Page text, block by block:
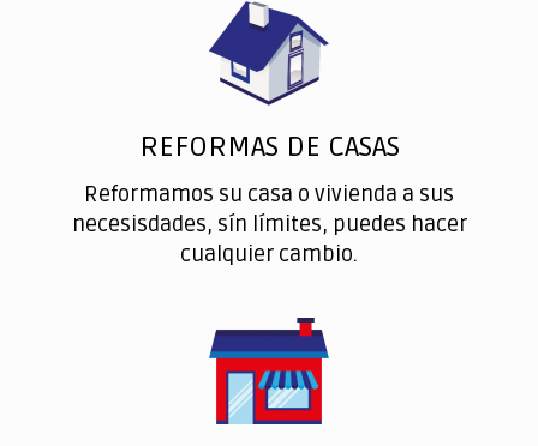
REFORMAS DE CASAS
Reformamos su casa o vivienda a sus
necesisdades, sín límites, puedes hacer
cualquier cambio.